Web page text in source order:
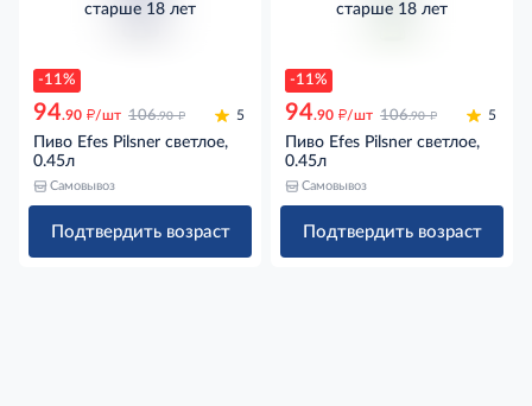
-11%
старше 18 лет
94.90 д/шт 106.90 д 5
Пиво Efes Pilsner светлое,
0.45л
Самовывоз
Подтвердить возраст
-11%
старше 18 лет
94.90 д/шт 106.90 д 5
Пиво Efes Pilsner светлое,
0.45л
Самовывоз
Подтвердить возраст